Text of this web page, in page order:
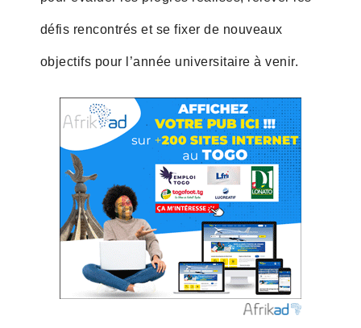
défis rencontrés et se fixer de nouveaux
objectifs pour l’année universitaire à venir.